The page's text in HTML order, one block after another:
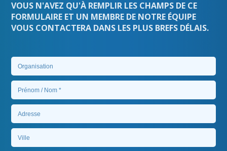
VOUS N'AVEZ QU'À REMPLIR LES CHAMPS DE CE
FORMULAIRE ET UN MEMBRE DE NOTRE ÉQUIPE
VOUS CONTACTERA DANS LES PLUS BREFS DÉLAIS.